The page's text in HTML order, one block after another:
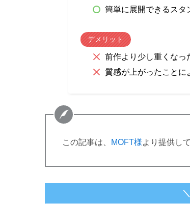
簡単に展開できるスタ
デメリット
前作より少し重くなっ
質感が上がったことに
この記事は、 MOFT様より提供し